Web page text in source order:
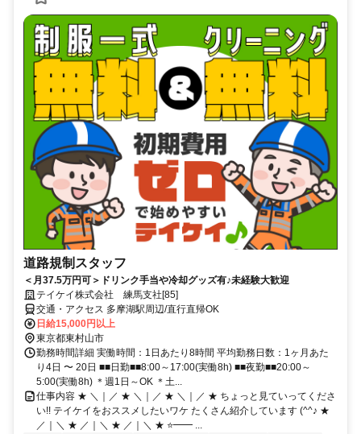
道路規制スタッフ
＜月37.5万円可＞ドリンク手当や冷却グッズ有♪未経験大歓迎
テイケイ株式会社 練馬支社[85]
交通・アクセス 多摩湖駅周辺/直行直帰OK
日給15,000円以上
東京都東村山市
勤務時間詳細 実働時間：1日あたり8時間 平均勤務日数：1ヶ月あた
り4日 〜 20日 ■■日勤■■8:00～17:00(実働8h) ■■夜勤■■20:00～
5:00(実働8h) ＊週1日～OK ＊土...
仕事内容 ★ ＼｜／ ★ ＼｜／ ★ ＼｜／ ★ ちょっと見ていってくださ
い!! テイケイをおススメしたいワケ たくさん紹介しています (^^♪ ★
／｜＼ ★ ／｜＼ ★ ／｜＼ ★ ⭐━━ ...